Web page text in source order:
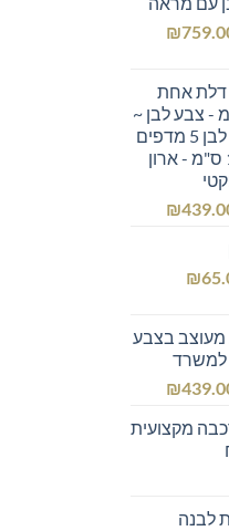
הוא:
₪299.00.₪המחיר
₪759.00.דלת אחת
40 ס"מ - צבע לבן ~
ארון מדפים לבן 5 מדפים
184x40x40 ס"מ - ארון
₪המחיר
₪המחיר
₪65.00.
בצבע
למשרד
₪המחיר
הוא:
מקצועית
לבנה